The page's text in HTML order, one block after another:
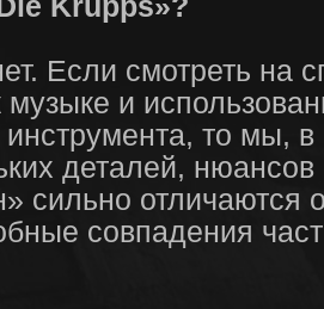
Если смотреть на
музыке и
инструмента, то мы,
деталей,
сильно отличаются
совпадения